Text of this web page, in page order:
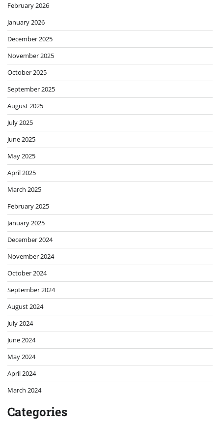
February 2026
January 2026
December 2025
November 2025
October 2025
September 2025
August 2025
July 2025
June 2025
May 2025
April 2025
March 2025
February 2025
January 2025
December 2024
November 2024
October 2024
September 2024
August 2024
July 2024
June 2024
May 2024
April 2024
March 2024
Categories